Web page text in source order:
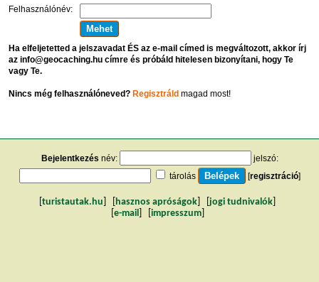
Felhasználónév:
Ha elfeljetetted a jelszavadat ÉS az e-mail címed is megváltozott, akkor írj
az info@geocaching.hu címre és próbáld hitelesen bizonyítani, hogy Te
vagy Te.
Nincs még felhasználóneved? Regisztráldmagad most!
Bejelentkezés név:
jelszó:
tárolás
[regisztráció]
turistautak.hu hasznos apróságok jogi tudnivalók
e-mail impresszum]